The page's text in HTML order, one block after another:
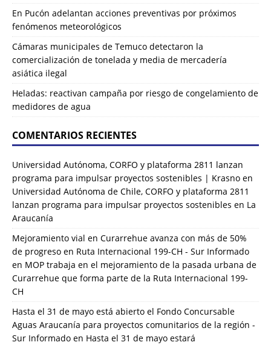
En Pucón adelantan acciones preventivas por próximos
fenómenos meteorológicos
Cámaras municipales de Temuco detectaron la
comercialización de tonelada y media de mercadería
asiática ilegal
Heladas: reactivan campaña por riesgo de congelamiento de
medidores de agua
COMENTARIOS RECIENTES
Universidad Autónoma, CORFO y plataforma 2811 lanzan
programa para impulsar proyectos sostenibles | Krasno en
Universidad Autónoma de Chile, CORFO y plataforma 2811
lanzan programa para impulsar proyectos sostenibles en La
Araucanía
Mejoramiento vial en Curarrehue avanza con más de 50%
de progreso en Ruta Internacional 199-CH - Sur Informado
en MOP trabaja en el mejoramiento de la pasada urbana de
Curarrehue que forma parte de la Ruta Internacional 199-
CH
Hasta el 31 de mayo está abierto el Fondo Concursable
Aguas Araucanía para proyectos comunitarios de la región -
Sur Informado en Hasta el 31 de mayo estará